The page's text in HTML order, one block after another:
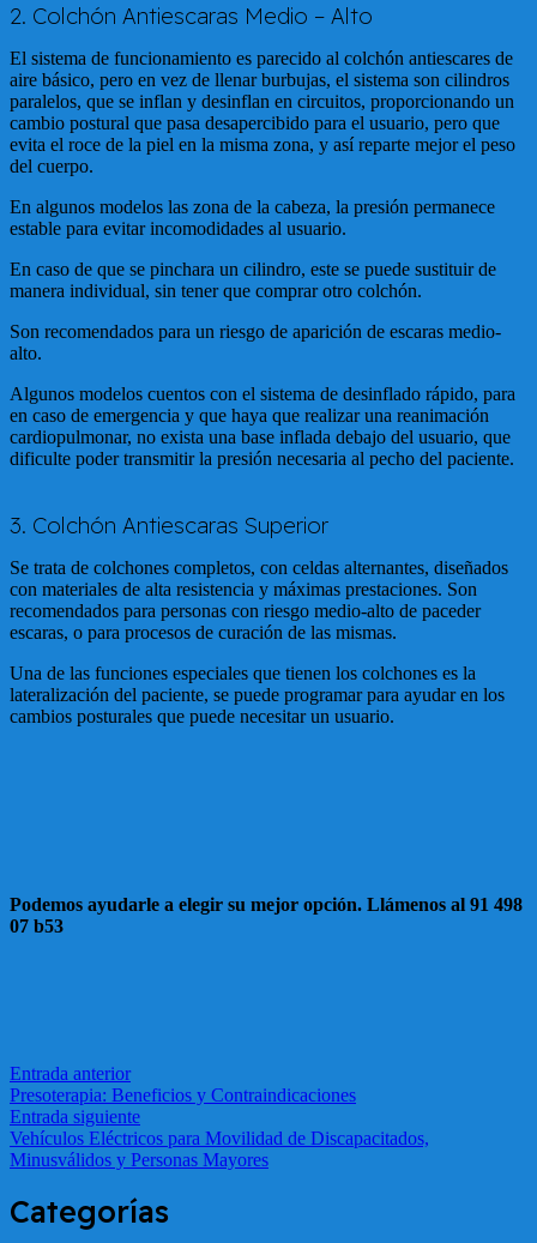
2. Colchón Antiescaras Medio – Alto
El sistema de funcionamiento es parecido al colchón antiescares de
aire básico, pero en vez de llenar burbujas, el sistema son cilindros
paralelos, que se inflan y desinflan en circuitos, proporcionando un
cambio postural que pasa desapercibido para el usuario, pero que
evita el roce de la piel en la misma zona, y así reparte mejor el peso
del cuerpo.
En algunos modelos las zona de la cabeza, la presión permanece
estable para evitar incomodidades al usuario.
En caso de que se pinchara un cilindro, este se puede sustituir de
manera individual, sin tener que comprar otro colchón.
Son recomendados para un riesgo de aparición de escaras medio-
alto.
Algunos modelos cuentos con el sistema de desinflado rápido, para
en caso de emergencia y que haya que realizar una reanimación
cardiopulmonar, no exista una base inflada debajo del usuario, que
dificulte poder transmitir la presión necesaria al pecho del paciente.
3. Colchón Antiescaras Superior
Se trata de colchones completos, con celdas alternantes, diseñados
con materiales de alta resistencia y máximas prestaciones. Son
recomendados para personas con riesgo medio-alto de paceder
escaras, o para procesos de curación de las mismas.
Una de las funciones especiales que tienen los colchones es la
lateralización del paciente, se puede programar para ayudar en los
cambios posturales que puede necesitar un usuario.
Podemos ayudarle a elegir su mejor opción. Llámenos al 91 498
07 b53
Entrada anterior
Presoterapia: Beneficios y Contraindicaciones
Entrada siguiente
Vehículos Eléctricos para Movilidad de Discapacitados,
Minusválidos y Personas Mayores
Categorías